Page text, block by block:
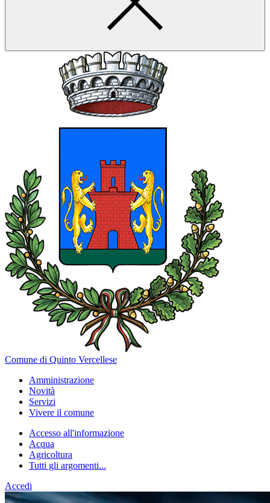
Comune di Quinto Vercellese
Amministrazione
Novità
Servizi
Vivere il comune
Accesso all'informazione
Acqua
Agricoltura
Tutti gli argomenti...
Accedi